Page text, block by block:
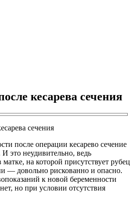
кесарева сечения
после операции кесарево сечение
это неудивительно, ведь
на которой присутствует рубец
— довольно рискованно и опасно.
к новой беременности
но при условии отсутствия